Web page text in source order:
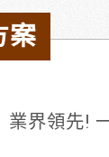
案
業界領先!